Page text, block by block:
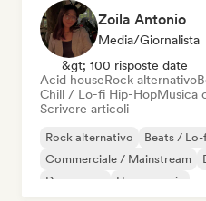
Zoila Antonio
Media/Giornalista
&gt; 100 risposte date
Acid houseRock alternativo
Chill / Lo-fi Hip-HopMusica
Scrivere articoli
Rock alternativo Beats / Lo-
Commerciale / Mainstream
Dream pop
House music